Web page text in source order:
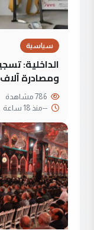
سياسية
ومصادرة
--منذ 18 ساعة